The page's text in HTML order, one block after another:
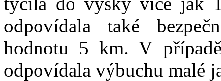
odpovídala také
hodnotu 5 km. V
odpovídala výbuchu malé